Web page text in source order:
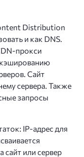
Distribution
и как DNS.
прокси
кэшированию
Сайт
сервера. Также
запросы
IP-адрес для
сайт или сервер